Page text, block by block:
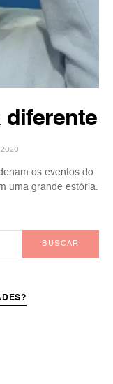
diferente
os eventos do
uma grande estória.
BUSCAR